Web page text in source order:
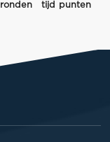
ronden tijd
punten